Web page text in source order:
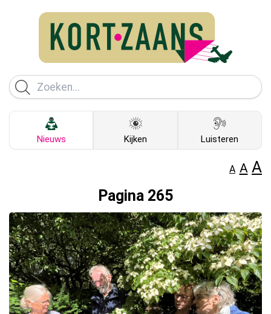
Nieuws Kijken Luisteren
A A A
Pagina 265